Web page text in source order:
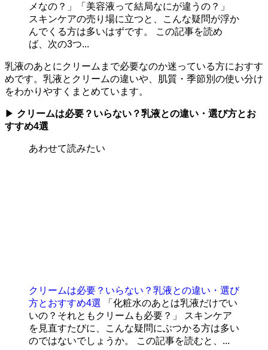
メなの？」「美容液って結局なにが違うの？」
スキンケアの売り場に立つと、こんな疑問が浮か
んでくる方は多いはずです。 この記事を読め
ば、次の3つ...
乳液のあとにクリームまで必要なのか迷っている方におすす
めです。乳液とクリームの違いや、肌質・季節別の使い分け
をわかりやすくまとめています。
▶ クリームは必要？いらない？乳液との違い・選び方とお
すすめ4選
あわせて読みたい
クリームは必要？いらない？乳液との違い・選び
方とおすすめ4選
「化粧水のあとは乳液だけでい
いの？それともクリームも必要？」 スキンケア
を見直すたびに、こんな疑問にぶつかる方は多い
のではないでしょうか。 この記事を読むと、...